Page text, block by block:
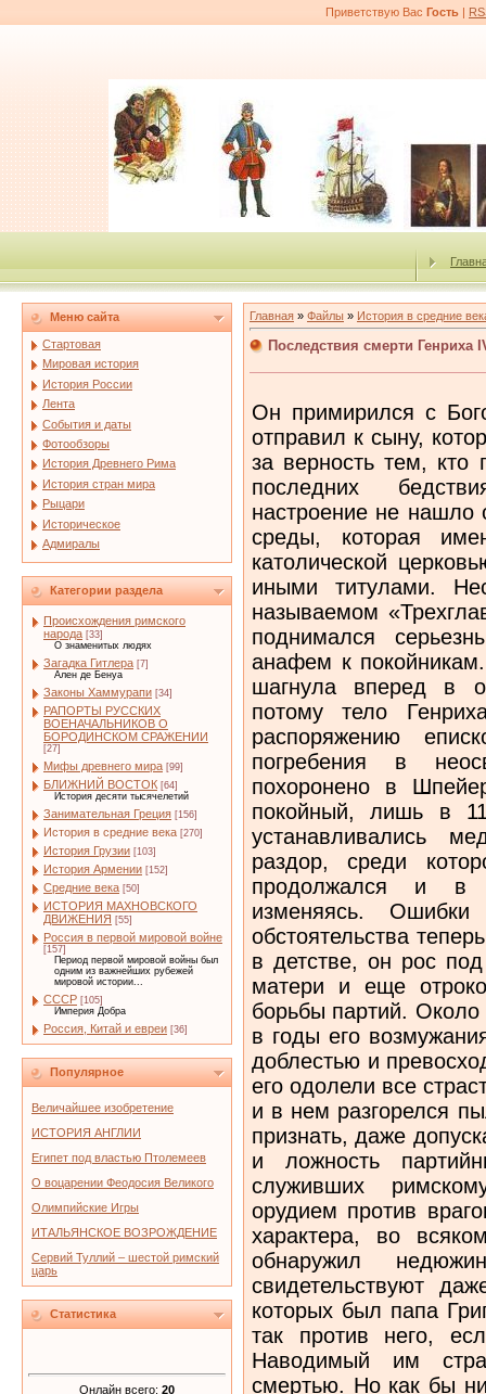
Приветствую Вас Гость |
Меню сайта
Стартовая
Мировая история
История России
Лента
События и даты
Фотообзоры
История Древнего Рима
История стран мира
Рыцари
Историческое
Адмиралы
Категории раздела
Происхождения римского
народа [33]
О знаменитых людях
Загадка Гитлера [7]
Ален де Бенуа
Законы Хаммурапи [34]
РАПОРТЫ РУССКИХ
ВОЕНАЧАЛЬНИКОВ О
БОРОДИНСКОМ СРАЖЕНИИ
[27]
Мифы древнего мира [99]
БЛИЖНИЙ ВОСТОК [64]
История десяти тысячелетий
Занимательная Греция [156]
История в средние века [270]
История Грузии [103]
История Армении [152]
Средние века [50]
ИСТОРИЯ МАХНОВСКОГО
ДВИЖЕНИЯ [55]
Россия в первой мировой войне
[157]
Период первой мировой войны был
одним из важнейших рубежей
мировой истории...
СССР [105]
Империя Добра
Россия, Китай и евреи [36]
Популярное
Величайшее изобретение
ИСТОРИЯ АНГЛИИ
Египет под властью Птолемеев
О воцарении Феодосия Великого
Олимпийские Игры
ИТАЛЬЯНСКОЕ ВОЗРОЖДЕНИЕ
Сервий Туллий – шестой римский
царь
Статистика
Онлайн всего: 20
Главная » Файлы » История в средние
Последствия смерти Генриха
Он примирился с
отправил к сыну,
за верность тем, кто
последних
настроение не нашло
среды, которая
католической
иными титулами.
называемом
поднимался
анафем к
шагнула вперед в
потому тело
распоряжению
погребения в
похоронено в
покойный, лишь в
устанавливались
раздор, среди
продолжался и в
изменяясь.
обстоятельства
в детстве, он рос
матери и еще
борьбы партий. Около
в годы его
доблестью и
его одолели все
и в нем разгорелся
признать, даже
и ложность
служивших
орудием против
характера, во
обнаружил
свидетельствуют
которых был папа
так против него,
Наводимый им
смертью. Но как бы